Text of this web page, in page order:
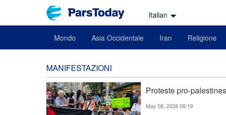
Italian
Mondo Asia Occidentale Iran Religione
MANIFESTAZIONI
Proteste pro-
May 08, 2026 09:19